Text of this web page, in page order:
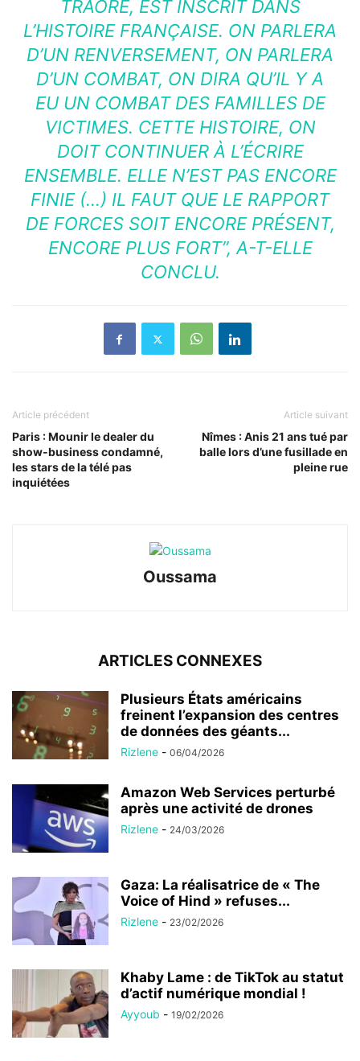
TRAORÉ, EST INSCRIT DANS
L’HISTOIRE FRANÇAISE. ON PARLERA
D’UN RENVERSEMENT, ON PARLERA
D’UN COMBAT, ON DIRA QU’IL Y A
EU UN COMBAT DES FAMILLES DE
VICTIMES. CETTE HISTOIRE, ON
DOIT CONTINUER À L’ÉCRIRE
ENSEMBLE. ELLE N’EST PAS ENCORE
FINIE (…) IL FAUT QUE LE RAPPORT
DE FORCES SOIT ENCORE PRÉSENT,
ENCORE PLUS FORT”, A-T-ELLE
CONCLU.
Article précédent
Paris : Mounir le dealer du
show-business condamné,
les stars de la télé pas
inquiétées
Article suivant
Nîmes : Anis 21 ans tué par
balle lors d’une fusillade en
pleine rue
Oussama
ARTICLES CONNEXES
Plusieurs États américains
freinent l’expansion des centres
de données des géants...
Rizlene - 06/04/2026
Amazon Web Services perturbé
après une activité de drones
Rizlene - 24/03/2026
Gaza: La réalisatrice de « The
Voice of Hind » refuses...
Rizlene - 23/02/2026
Khaby Lame : de TikTok au statut
d’actif numérique mondial !
Ayyoub - 19/02/2026